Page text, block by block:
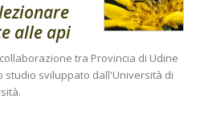
alle api
tra Provincia di Udine
studio sviluppato dall'Università di